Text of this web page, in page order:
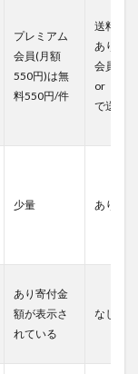
プレミアム
会員(月額
550円)は無
料550円/件
送料無
ありプ
会員
or
で送料
少量 あり
あり寄付金
額が表示さ
れている
なし